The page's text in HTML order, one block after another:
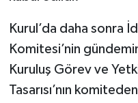
Kurul’da daha sonra
Komitesi’nin
Kuruluş Görev ve
Tasarısı’nın